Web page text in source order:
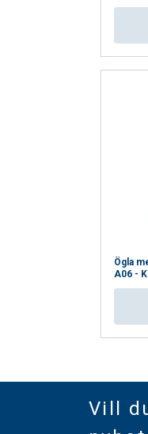
Ögla
A06 -
Vill